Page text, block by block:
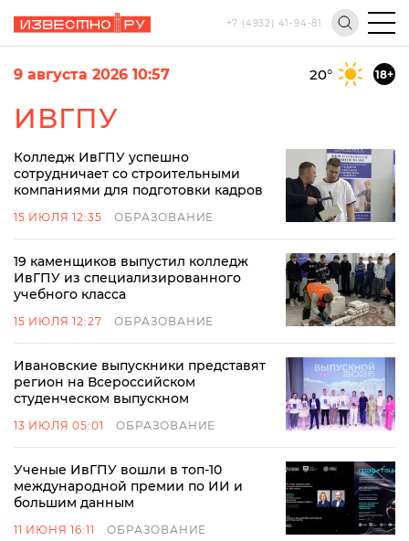
+7 (4932) 41-94-81
9 августа 2026 10:57 20° 18+
ИВГПУ
Колледж ИвГПУ успешно
сотрудничает со строительными
компаниями для подготовки кадров
15 ИЮЛЯ 12:35 ОБРАЗОВАНИЕ
19 каменщиков выпустил колледж
ИвГПУ из специализированного
учебного класса
15 ИЮЛЯ 12:27 ОБРАЗОВАНИЕ
Ивановские выпускники представят
регион на Всероссийском
студенческом выпускном
13 ИЮЛЯ 05:01 ОБРАЗОВАНИЕ
Ученые ИвГПУ вошли в топ-10
международной премии по ИИ и
большим данным
11 ИЮНЯ 16:11 ОБРАЗОВАНИЕ